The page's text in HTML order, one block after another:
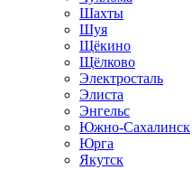
Шахты
Шуя
Щёкино
Щёлково
Электросталь
Элиста
Энгельс
Южно-Сахалинск
Юрга
Якутск